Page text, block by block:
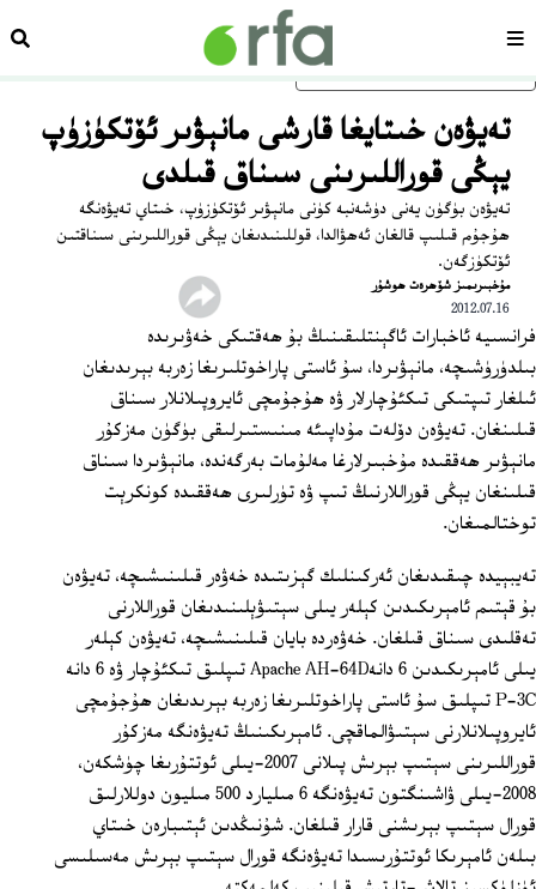
ئاساسلىق مەزمۇنغا ئاتلاڭسەھىپە
تەيۋەن خىتايغا قارشى مانېۋىر ئۆتكۈزۈپ
يېڭى قوراللىرىنى سىناق قىلدى
تەيۋەن بۈگۈن يەنى دۈشەنبە كۈنى مانېۋىر ئۆتكۈزۈپ، خىتاي تەيۋەنگە
ھۇجۇم قىلىپ قالغان ئەھۋالدا، قوللىنىدىغان يېڭى قوراللىرىنى سىناقتىن
ئۆتكۈزگەن.
مۇخبىرىمىز شۆھرەت ھوشۇر
2012.07.16
فرانسىيە ئاخبارات ئاگېنتلىقىنىڭ بۇ ھەقتىكى خەۋىرىدە
بىلدۈرۈشىچە، مانېۋىردا، سۇ ئاستى پاراخوتلىرىغا زەربە بېرىدىغان
ئىلغار تىپتىكى تىكئۇچارلار ۋە ھۇجۇمچى ئايروپىلانلار سىناق
قىلىنغان. تەيۋەن دۆلەت مۇداپىئە مىنىستىرلىقى بۈگۈن مەزكۇر
مانېۋىر ھەققىدە مۇخبىرلارغا مەلۇمات بەرگەندە، مانېۋىردا سىناق
قىلىنغان يېڭى قوراللارنىڭ تىپ ۋە تۈرلىرى ھەققىدە كونكرېت
توختالمىغان.
تەيبېيدە چىقىدىغان ئەركىنلىك گېزىتىدە خەۋەر قىلىنىشىچە، تەيۋەن
بۇ قېتىم ئامېرىكىدىن كېلەر يىلى سېتىۋېلىنىدىغان قوراللارنى
تەقلىدى سىناق قىلغان. خەۋەردە بايان قىلىنىشىچە، تەيۋەن كېلەر
يىلى ئامېرىكىدىن 6 دانەApache AH-64D تىپلىق تىكئۇچار ۋە 6 دانە
P-3C تىپلىق سۇ ئاستى پاراخوتلىرىغا زەربە بېرىدىغان ھۇجۇمچى
ئايروپىلانلارنى سېتىۋالماقچى. ئامېرىكىنىڭ تەيۋەنگە مەزكۇر
قوراللىرىنى سېتىپ بېرىش پىلانى 2007-يىلى ئوتتۇرىغا چۈشكەن،
2008-يىلى ۋاشىنگتون تەيۋەنگە 6 مىليارد 500 مىليون دوللارلىق
قورال سېتىپ بېرىشنى قارار قىلغان. شۇنىڭدىن ئېتىبارەن خىتاي
بىلەن ئامېرىكا ئوتتۇرىسىدا تەيۋەنگە قورال سېتىپ بېرىش مەسىلىسى